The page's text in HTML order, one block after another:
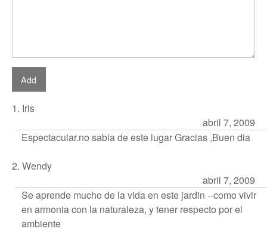
1. Iris
abril 7, 2009
Espectacular.no sabia de este lugar Gracias ,Buen dia
2. Wendy
abril 7, 2009
Se aprende mucho de la vida en este jardin --como vivir
en armonia con la naturaleza, y tener respecto por el
ambiente